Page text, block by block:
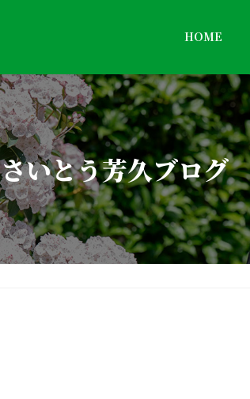
HOME
さいとう芳久ブログ